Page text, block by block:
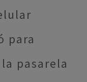
para
pasarela